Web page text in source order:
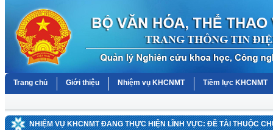
Trang chủ Giới thiệu Nhiệm vụ KHCNMT Tiềm lực KHCNMT
NHIỆM VỤ KHCNMT ĐANG THỰC HIỆN LĨNH VỰC: ĐỀ TÀI THUỘC